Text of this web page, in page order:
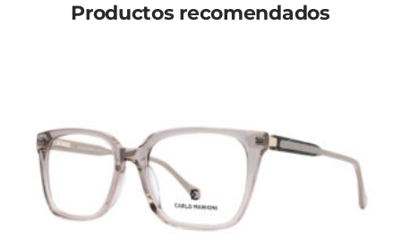
Productos recomendados